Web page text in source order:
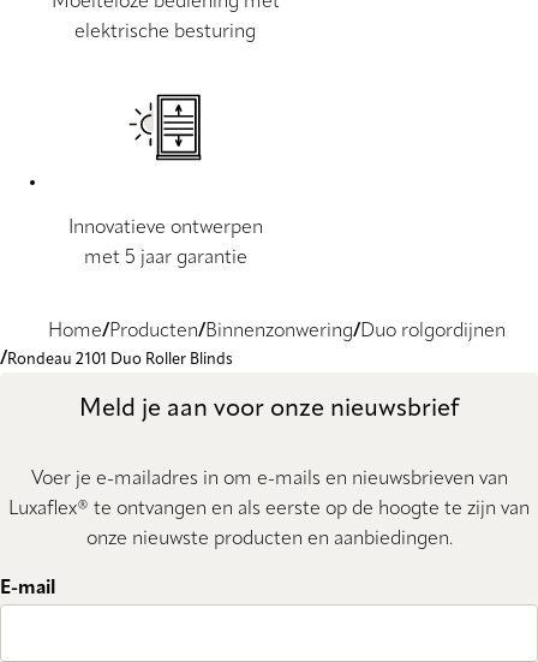
elektrische besturing
Innovatieve ontwerpen
met 5 jaar garantie
Home Producten Binnenzonwering Duo rolgordijnen
Rondeau 2101 Duo Roller Blinds
Meld je aan voor onze nieuwsbrief
Voer je e-mailadres in om e-mails en nieuwsbrieven van
Luxaflex® te ontvangen en als eerste op de hoogte te zijn van
onze nieuwste producten en aanbiedingen.
E-mail